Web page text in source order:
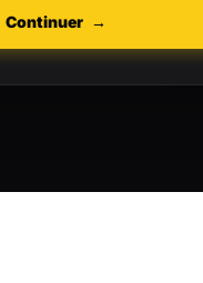
Continuer →